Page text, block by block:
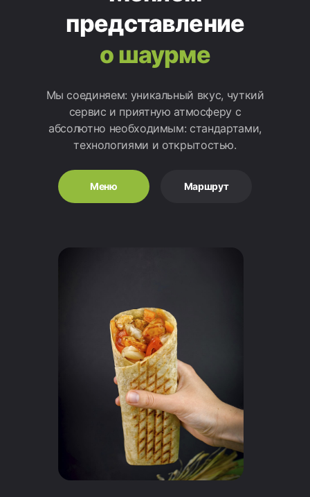
представление
о шаурме
Мы соединяем: уникальный вкус, чуткий
сервис и приятную атмосферу с
абсолютно необходимым: стандартами,
технологиями и открытостью.
Меню Маршрут